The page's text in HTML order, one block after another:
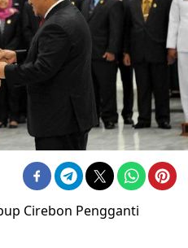
Cirebon Pengganti